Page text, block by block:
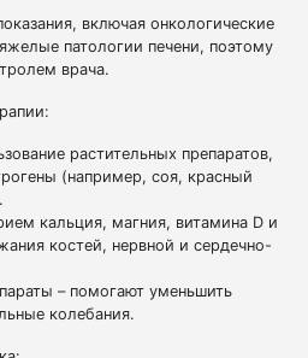
включая онкологические
патологии печени, поэтому
врача.
растительных препаратов,
(например, соя, красный
кальция, магния, витамина D и
костей, нервной и сердечно-
– помогают уменьшить
колебания.